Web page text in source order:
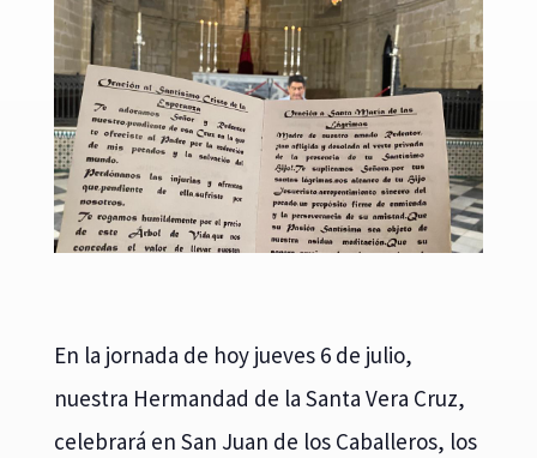
En la jornada de hoy jueves 6 de julio,
nuestra Hermandad de la Santa Vera Cruz,
celebrará en San Juan de los Caballeros, los